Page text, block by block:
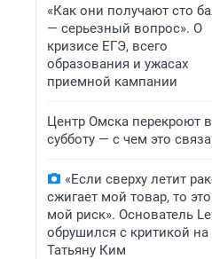
«Как они получают сто
— серьезный вопрос». О
кризисе ЕГЭ, всего
образования и ужасах
приемной кампании
Центр Омска перекроют в
субботу — с чем это
«Если сверху летит
сжигает мой товар, то
мой риск». Основатель
обрушился с критикой на
Татьяну Ким